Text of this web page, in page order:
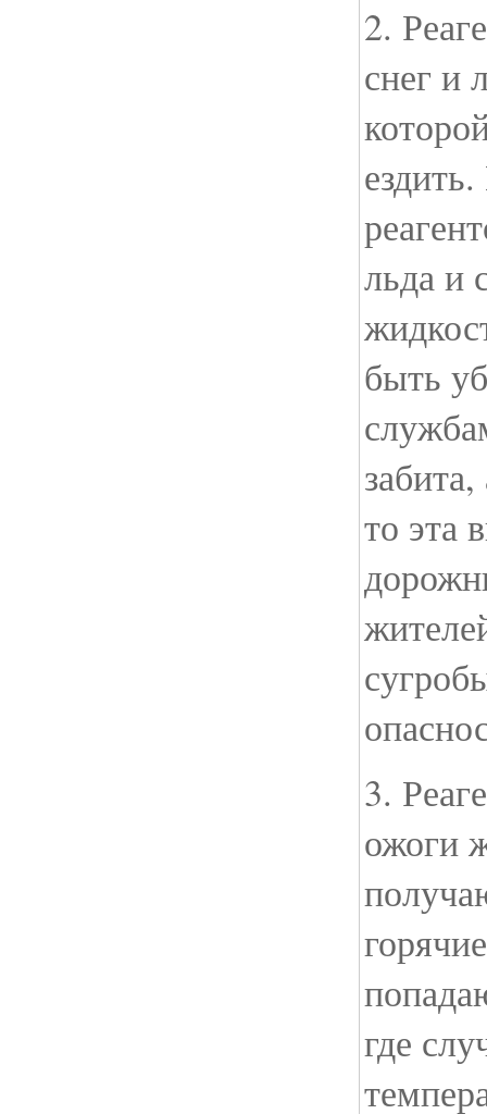
2.
снег и
льда и
быть
то эта
3.
ожоги
где